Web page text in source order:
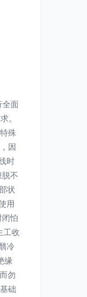
全面
。
殊
因
时
不
状
用
怕
工收
冷
缘
勿
础